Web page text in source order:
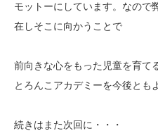
モットーにしています。なので
在しそこに向かうことで
前向きな心をもった児童を育て
とろんこアカデミーを今後とも
続きはまた次回に・・・